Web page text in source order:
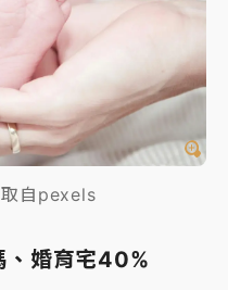
自pexels
、婚育宅40%